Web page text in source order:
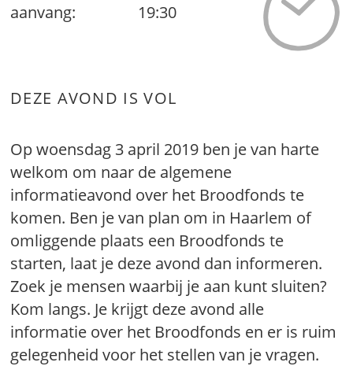
aanvang:
19:30
DEZE AVOND IS VOL
Op woensdag 3 april 2019 ben je van harte
welkom om naar de algemene
informatieavond over het Broodfonds te
komen. Ben je van plan om in Haarlem of
omliggende plaats een Broodfonds te
starten, laat je deze avond dan informeren.
Zoek je mensen waarbij je aan kunt sluiten?
Kom langs. Je krijgt deze avond alle
informatie over het Broodfonds en er is ruim
gelegenheid voor het stellen van je vragen.